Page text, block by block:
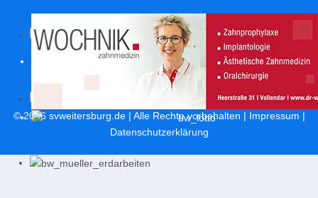
© 2026 svweitersburg.de| Alle Rechte vorbehalten | Impressum |
Datenschutzerklärung